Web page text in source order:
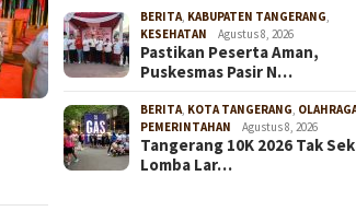
BERITA, KABUPATEN TANGERANG,
KESEHATAN
Agustus 8, 2026
Pastikan Peserta Aman,
Puskesmas Pasir N…
BERITA, KOTA TANGERANG,
PEMERINTAHAN
Agustus 8, 2026
Tangerang 10K 2026 Tak
Lomba Lar…